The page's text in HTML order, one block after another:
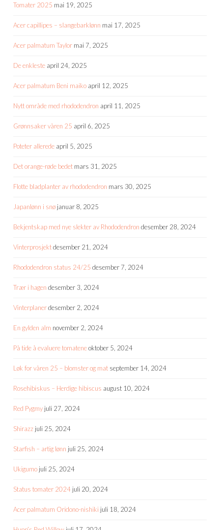
Tomater 2025 mai 19, 2025
Acer capillipes – slangebarklønn mai 17, 2025
Acer palmatum Taylor mai 7, 2025
De enkleste april 24, 2025
Acer palmatum Beni maiko april 12, 2025
Nytt område med rhododendron april 11, 2025
Grønnsaker våren 25 april 6, 2025
Poteter allerede april 5, 2025
Det orange-røde bedet mars 31, 2025
Flotte bladplanter av rhododendron mars 30, 2025
Japanlønn i snø januar 8, 2025
Bekjentskap med nye slekter av Rhododendron desember 28, 2024
Vinterprosjektdesember 21, 2024
Rhododendron status 24/25 desember 7, 2024
Trær i hagen desember 3, 2024
Vinterplanerdesember 2, 2024
En gylden alm november 2, 2024
På tide å evaluere tomateneoktober 5, 2024
Løk for våren 25 – blomster og mat september 14, 2024
Rosehibiskus – Herdige hibiscus august 10, 2024
Red Pygmy juli 27, 2024
Shirazz juli 25, 2024
Starfish – artig lønn juli 25, 2024
Ukigumo juli 25, 2024
Status tomater 2024 juli 20, 2024
Acer palmatum Oridono-nishiki juli 18, 2024